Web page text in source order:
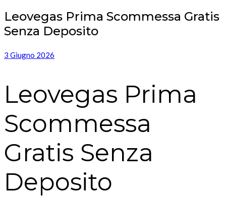
Leovegas Prima Scommessa Gratis
Senza Deposito
3 Giugno 2026
Leovegas Prima
Scommessa
Gratis Senza
Deposito